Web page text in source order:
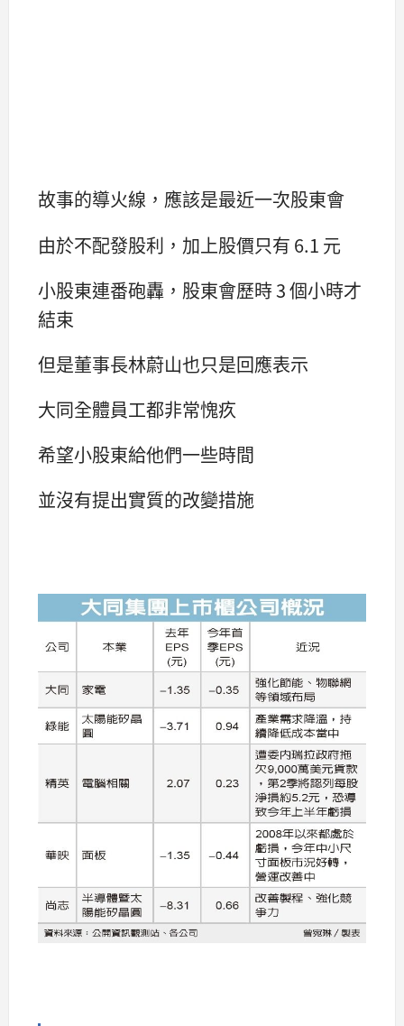
故事的導火線，應該是最近一次股東會
由於不配發股利，加上股價只有 6.1 元
小股東連番砲轟，股東會歷時 3 個小時才
結束
但是董事長林蔚山也只是回應表示
大同全體員工都非常愧疚
希望小股東給他們一些時間
並沒有提出實質的改變措施